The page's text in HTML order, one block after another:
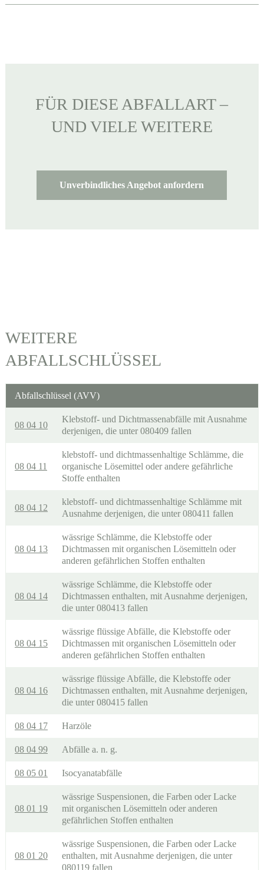
FÜR DIESE ABFALLART –
UND VIELE WEITERE
Unverbindliches Angebot anfordern
WEITERE
ABFALLSCHLÜSSEL
Abfallschlüssel (AVV)
08 04 10
Klebstoff- und Dichtmassenabfälle mit Ausnahme
derjenigen, die unter 080409 fallen
08 04 11
klebstoff- und dichtmassenhaltige Schlämme, die
organische Lösemittel oder andere gefährliche
Stoffe enthalten
08 04 12
klebstoff- und dichtmassenhaltige Schlämme mit
Ausnahme derjenigen, die unter 080411 fallen
08 04 13
wässrige Schlämme, die Klebstoffe oder
Dichtmassen mit organischen Lösemitteln oder
anderen gefährlichen Stoffen enthalten
08 04 14
wässrige Schlämme, die Klebstoffe oder
Dichtmassen enthalten, mit Ausnahme derjenigen,
die unter 080413 fallen
08 04 15
wässrige flüssige Abfälle, die Klebstoffe oder
Dichtmassen mit organischen Lösemitteln oder
anderen gefährlichen Stoffen enthalten
08 04 16
wässrige flüssige Abfälle, die Klebstoffe oder
Dichtmassen enthalten, mit Ausnahme derjenigen,
die unter 080415 fallen
08 04 17 Harzöle
08 04 99 Abfälle a. n. g.
08 05 01 Isocyanatabfälle
08 01 19
wässrige Suspensionen, die Farben oder Lacke
mit organischen Lösemitteln oder anderen
gefährlichen Stoffen enthalten
08 01 20
wässrige Suspensionen, die Farben oder Lacke
enthalten, mit Ausnahme derjenigen, die unter
080119 fallen